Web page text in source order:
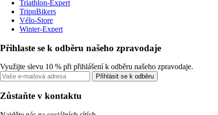
Triathlon-Expert
TripnBikers
Vélo-Store
Winter-Expert
Přihlaste se k odběru našeho zpravodaje
Využijte slevu 10 % při přihlášení k odběru našeho zpravodaje.
Přihlásit se k odběru
Zůstaňte v kontaktu